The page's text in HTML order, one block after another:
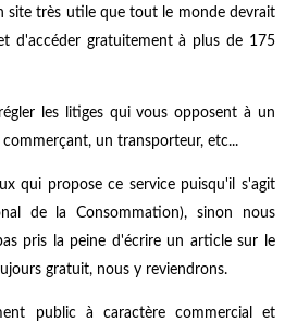
site très utile que tout le monde devrait
d'accéder gratuitement à plus de 175
les litiges qui vous opposent à un
un transporteur, etc...
qui propose ce service puisqu'il s'agit
de la Consommation), sinon nous
pris la peine d'écrire un article sur le
gratuit, nous y reviendrons.
public à caractère commercial et